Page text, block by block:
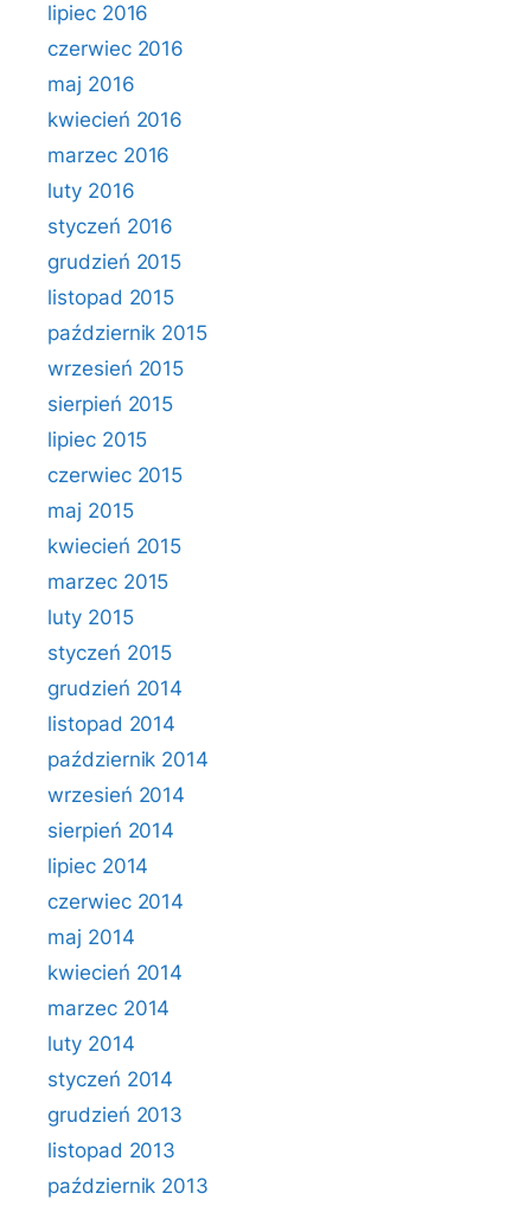
lipiec 2016
czerwiec 2016
maj 2016
kwiecień 2016
marzec 2016
luty 2016
styczeń 2016
grudzień 2015
listopad 2015
październik 2015
wrzesień 2015
sierpień 2015
lipiec 2015
czerwiec 2015
maj 2015
kwiecień 2015
marzec 2015
luty 2015
styczeń 2015
grudzień 2014
listopad 2014
październik 2014
wrzesień 2014
sierpień 2014
lipiec 2014
czerwiec 2014
maj 2014
kwiecień 2014
marzec 2014
luty 2014
styczeń 2014
grudzień 2013
listopad 2013
październik 2013